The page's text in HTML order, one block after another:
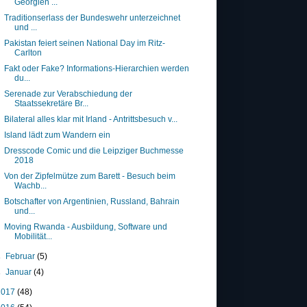
Traditionserlass der Bundeswehr unterzeichnet
und ...
Pakistan feiert seinen National Day im Ritz-
Carlton
Fakt oder Fake? Informations-Hierarchien werden
du...
Serenade zur Verabschiedung der
Staatssekretäre Br...
Bilateral alles klar mit Irland - Antrittsbesuch v...
Island lädt zum Wandern ein
Dresscode Comic und die Leipziger Buchmesse
2018
Von der Zipfelmütze zum Barett - Besuch beim
Wachb...
Botschafter von Argentinien, Russland, Bahrain
und...
Moving Rwanda - Ausbildung, Software und
Mobilität...
Februar(5)
Januar(4)
(48)